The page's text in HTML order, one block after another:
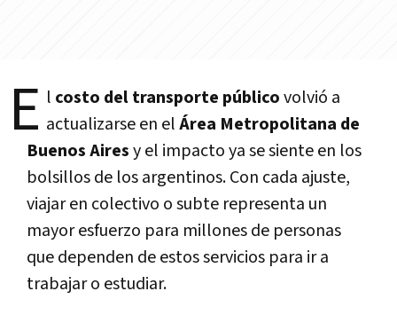
E l costo del transporte públicovolvió a
actualizarse en elÁrea Metropolitana de
Buenos Airesy el impacto ya se siente en los
bolsillos de los argentinos. Con cada ajuste,
viajar en colectivo o subte representa un
mayor esfuerzo para millones de personas
que dependen de estos servicios para ir a
trabajar o estudiar.